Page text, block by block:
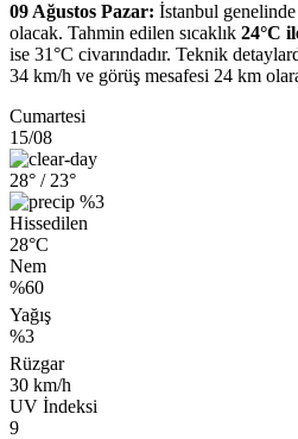
09 Ağustos Pazar: İstanbul
olacak. Tahmin edilen sıcaklık 24°C
ise 31°C civarındadır. Teknik
34 km/h ve görüş mesafesi 24 km
Cumartesi
15/08
28° / 23°
%3
Hissedilen
28°C
Nem
%60
Yağış
%3
Rüzgar
30 km/h
UV İndeksi
9